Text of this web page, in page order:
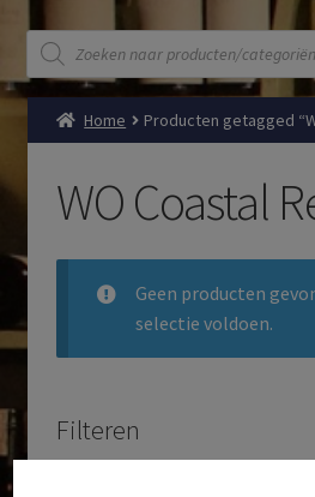
Producten
zoeken
Home Producten getagged
WO Coastal
Geen producten
selectie voldoen.
Filteren